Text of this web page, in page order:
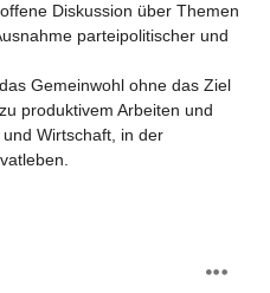
Diskussion über Themen
parteipolitischer und
Gemeinwohl ohne das Ziel
produktivem Arbeiten und
Wirtschaft, in der